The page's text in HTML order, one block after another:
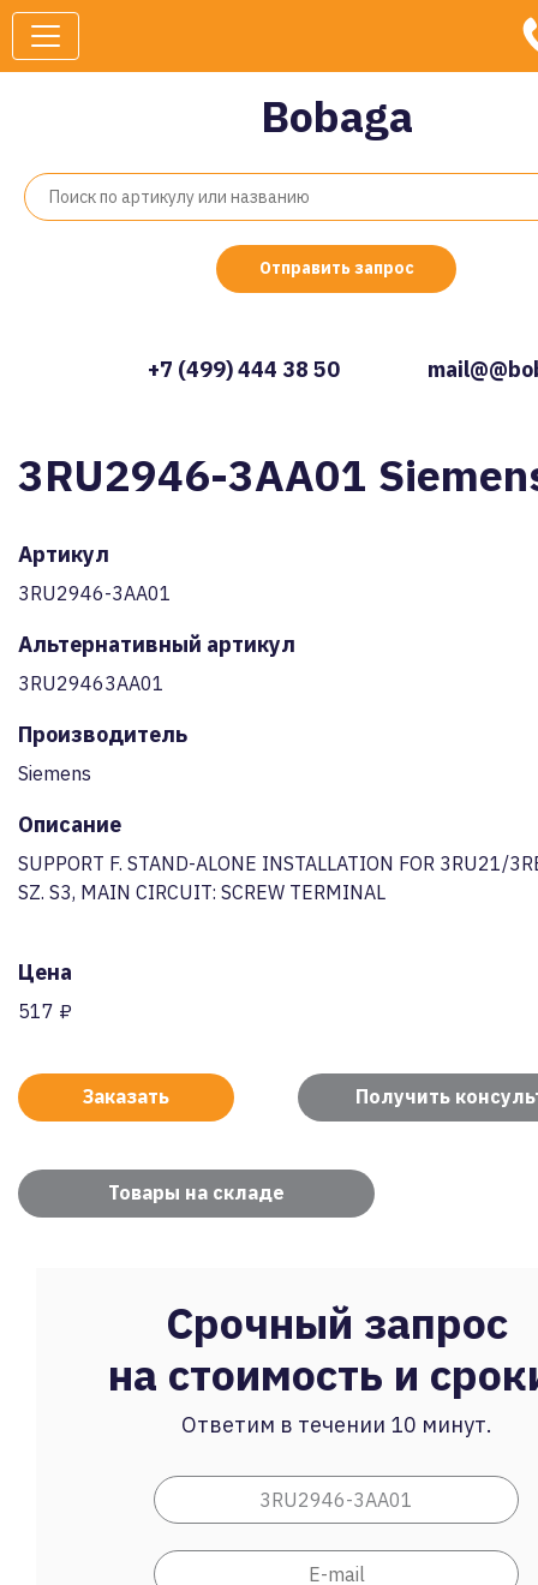
Bobaga
Отправить запрос
+7 (499) 444 38 50
3RU2946-3AA01
Артикул
3RU2946-3AA01
Альтернативный артикул
3RU29463AA01
Производитель
Siemens
Описание
SUPPORT F. STAND-ALONE INSTALLATION FOR 3RU21/
SZ. S3, MAIN CIRCUIT: SCREW TERMINAL
Цена
517 ₽
Заказать Получить
Товары на складе
Срочный запрос
на стоимость и
Ответим в течении 10 минут.